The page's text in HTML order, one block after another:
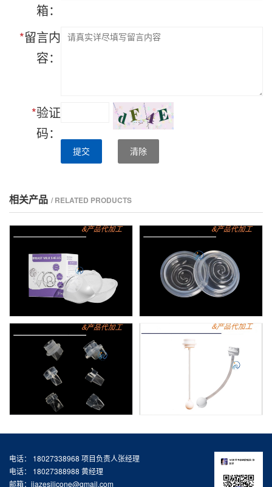
箱：
*留言内
容：
*验证
码：
提交 清除
相关产品 / RELATED PRODUCTS
电话： 18027338968 项目负责人张经理
电话： 18027388988 黄经理
邮箱：jiazesilicone@gmail.com